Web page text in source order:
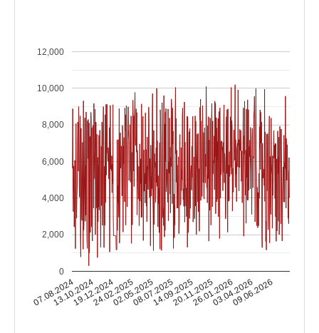
07.08.2024
13.10.2024
19.12.2024
24.02.2025
02.05.2025
08.07.2025
14.09.2025
20.11.2025
26.01.2026
03.04.2026
09.06.2026
0
2,000
4,000
6,000
8,000
10,000
12,000